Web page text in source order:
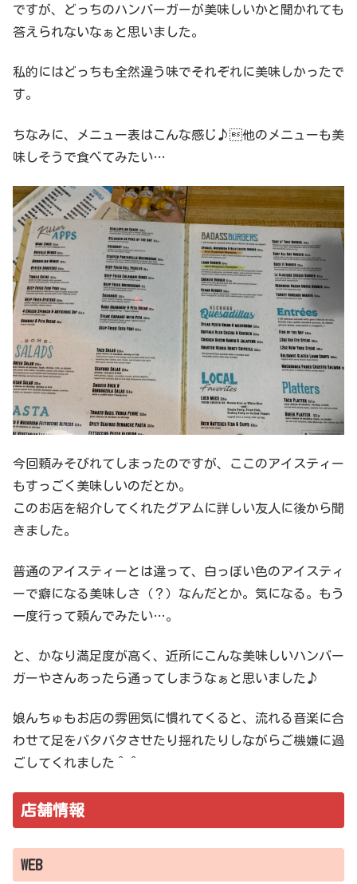
ですが、どっちのハンバーガーが美味しいかと聞かれても
答えられないなぁと思いました。
私的にはどっちも全然違う味でそれぞれに美味しかったで
す。
ちなみに、メニュー表はこんな感じ♪他のメニューも美
味しそうで食べてみたい…
今回頼みそびれてしまったのですが、ここのアイスティー
もすっごく美味しいのだとか。
このお店を紹介してくれたグアムに詳しい友人に後から聞
きました。
普通のアイスティーとは違って、白っぽい色のアイスティ
ーで癖になる美味しさ（？）なんだとか。気になる。もう
一度行って頼んでみたい…。
と、かなり満足度が高く、近所にこんな美味しいハンバー
ガーやさんあったら通ってしまうなぁと思いました♪
娘んちゅもお店の雰囲気に慣れてくると、流れる音楽に合
わせて足をバタバタさせたり揺れたりしながらご機嫌に過
ごしてくれました＾＾
店舗情報
WEB